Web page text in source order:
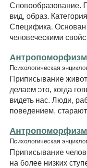
Словообразование.
вид, образ.
Специфика. Основан
человеческими
Антропоморфизм
Психологическая
Приписывание
делаем это, когда
видеть нас. Люди,
поведением,
Антропоморфизм
Психологическая
Приписывание
на более низких